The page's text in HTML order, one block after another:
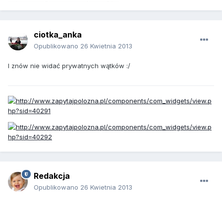
ciotka_anka
Opublikowano 26 Kwietnia 2013
I znów nie widać prywatnych wątków :/
Redakcja
Opublikowano 26 Kwietnia 2013